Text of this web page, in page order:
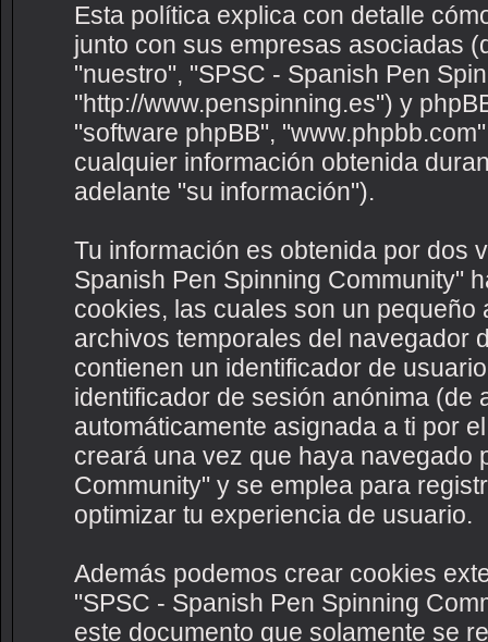
Esta política explica con detalle
junto con sus empresas asociadas
"nuestro", "SPSC - Spanish Pen
"http://www.penspinning.es") y
"software phpBB",
cualquier información obtenida
adelante "su información").
Tu información es obtenida por dos
Spanish Pen Spinning Community"
cookies, las cuales son un
archivos temporales del navegador
contienen un identificador de
identificador de sesión anónima (de
automáticamente asignada a ti por
creará una vez que haya navegado
Community" y se emplea para
optimizar tu experiencia de usuario.
Además podemos crear cookies
"SPSC - Spanish Pen Spinning
este documento que solamente se